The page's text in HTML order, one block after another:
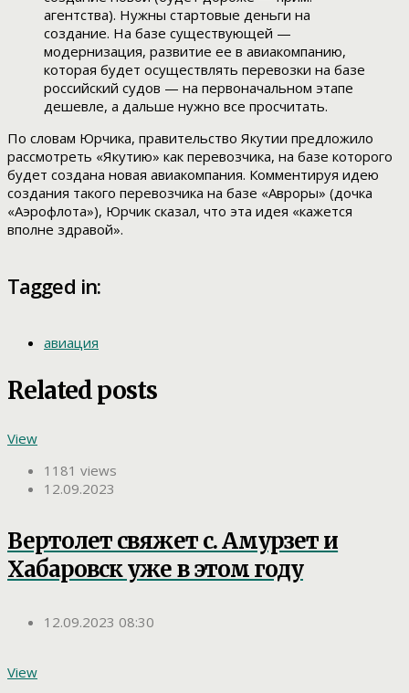
агентства). Нужны стартовые деньги на
создание. На базе существующей —
модернизация, развитие ее в авиакомпанию,
которая будет осуществлять перевозки на базе
российский судов — на первоначальном этапе
дешевле, а дальше нужно все просчитать.
По словам Юрчика, правительство Якутии предложило
рассмотреть «Якутию» как перевозчика, на базе которого
будет создана новая авиакомпания. Комментируя идею
создания такого перевозчика на базе «Авроры» (дочка
«Аэрофлота»), Юрчик сказал, что эта идея «кажется
вполне здравой».
Tagged in:
авиация
Related posts
View
1181 views
12.09.2023
Вертолет свяжет с. Амурзет и
Хабаровск уже в этом году
12.09.2023 08:30
View